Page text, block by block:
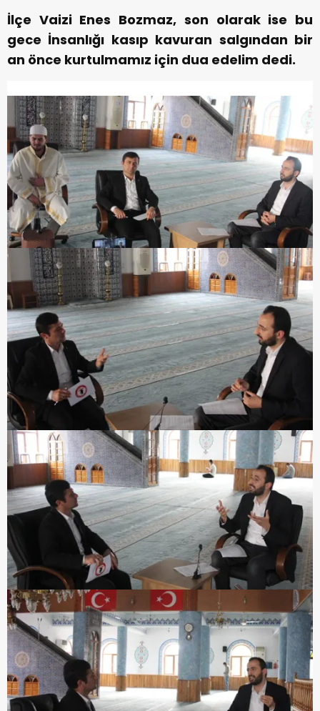
İlçe Vaizi Enes Bozmaz, son olarak ise bu
gece İnsanlığı kasıp kavuran salgından bir
an önce kurtulmamız için dua edelim dedi.